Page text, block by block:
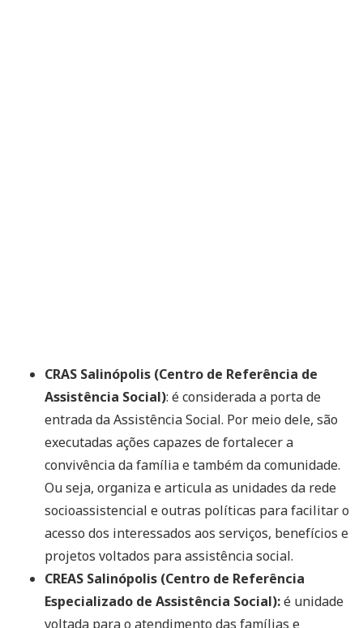
CRAS Salinópolis (Centro de Referência de
Assistência Social): é considerada a porta de
entrada da Assistência Social. Por meio dele, são
executadas ações capazes de fortalecer a
convivência da família e também da comunidade.
Ou seja, organiza e articula as unidades da rede
socioassistencial e outras políticas para facilitar o
acesso dos interessados aos serviços, benefícios e
projetos voltados para assistência social.
CREAS Salinópolis (Centro de Referência
Especializado de Assistência Social):é unidade
voltada para o atendimento das famílias e